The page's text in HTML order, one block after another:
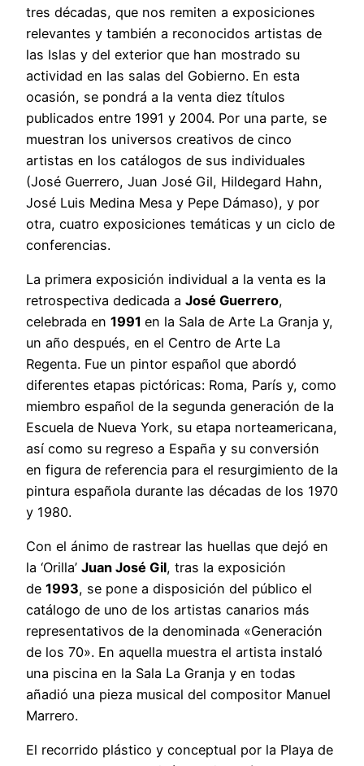
tres décadas, que nos remiten a exposiciones
relevantes y también a reconocidos artistas de
las Islas y del exterior que han mostrado su
actividad en las salas del Gobierno. En esta
ocasión, se pondrá a la venta diez títulos
publicados entre 1991 y 2004. Por una parte, se
muestran los universos creativos de cinco
artistas en los catálogos de sus individuales
(José Guerrero, Juan José Gil, Hildegard Hahn,
José Luis Medina Mesa y Pepe Dámaso), y por
otra, cuatro exposiciones temáticas y un ciclo de
conferencias.
La primera exposición individual a la venta es la
retrospectiva dedicada a José Guerrero,
celebrada en 1991 en la Sala de Arte La Granja y,
un año después, en el Centro de Arte La
Regenta. Fue un pintor español que abordó
diferentes etapas pictóricas: Roma, París y, como
miembro español de la segunda generación de la
Escuela de Nueva York, su etapa norteamericana,
así como su regreso a España y su conversión
en figura de referencia para el resurgimiento de la
pintura española durante las décadas de los 1970
y 1980.
Con el ánimo de rastrear las huellas que dejó en
la ‘Orilla’ Juan José Gil, tras la exposición
de 1993, se pone a disposición del público el
catálogo de uno de los artistas canarios más
representativos de la denominada «Generación
de los 70». En aquella muestra el artista instaló
una piscina en la Sala La Granja y en todas
añadió una pieza musical del compositor Manuel
Marrero.
El recorrido plástico y conceptual por la Playa de